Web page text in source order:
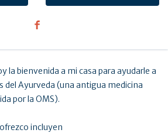
la bienvenida a mi casa para ayudarle a
del Ayurveda (una antigua medicina
por la OMS).
incluyen